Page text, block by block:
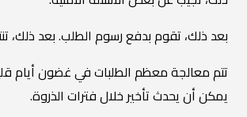
بعد ذلك، تقوم بدفع رسوم الطلب. بعد ذلك،
تتم معالجة معظم الطلبات في غضون أيام
يمكن أن يحدث تأخير خلال فترات الذروة.